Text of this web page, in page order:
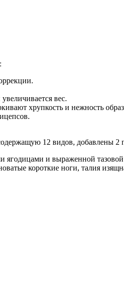
вес.
хрупкость и нежность
12 видов, добавлены 2
ягодицами и выраженной
короткие ноги, талия